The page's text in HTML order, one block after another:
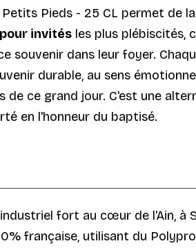
Pieds - 25 CL permet de
invitésles plus plébiscités,
dans leur foyer.
durable, au sens
ce grand jour. C'est une
en l'honneur du baptisé.
fort au cœur de l'Ain, à
française, utilisant du